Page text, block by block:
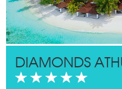
DIAMONDS